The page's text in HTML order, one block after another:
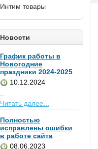
Интим товары
Новости
График работы в
Новогодние
праздники 2024-2025
10.12.2024
..
Читать далее...
Полностью
исправлены ошибки
в работе сайта
08.06.2023